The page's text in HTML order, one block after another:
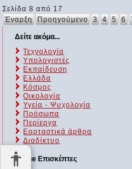
Σελίδα 8 από 17
Έναρξη Προηγούμενο 3 4 5 6
Δείτε ακόμα...
Τεχνολογία
Υπολογιστές
Εκπαίδευση
Ελλάδα
Κόσμος
Οικολογία
Υγεία - Ψυχολογία
Πρόσωπα
Περίεργα
Εορταστικά άρθρα
Διαδίκτυο
Online Επισκέπτες